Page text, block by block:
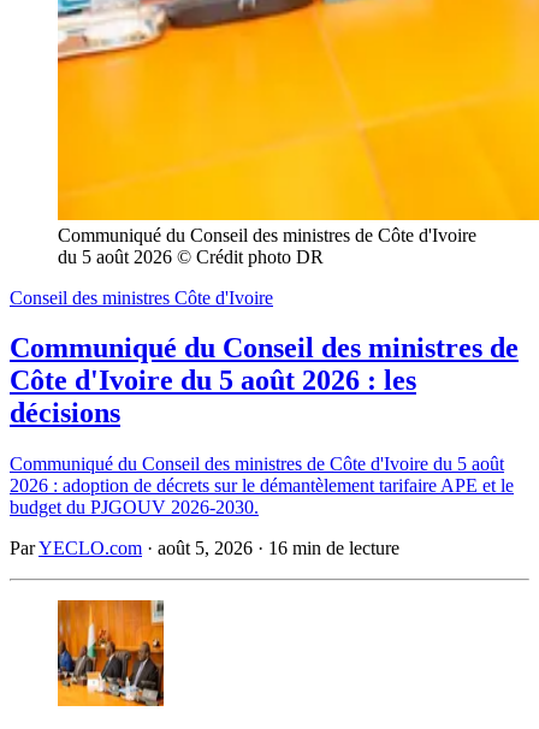
Communiqué du Conseil des ministres de Côte d'Ivoire
du 5 août 2026 © Crédit photo DR
Conseil des ministres Côte d'Ivoire
Communiqué du Conseil des ministres de
Côte d'Ivoire du 5 août 2026 : les
décisions
Communiqué du Conseil des ministres de Côte d'Ivoire du 5 août
2026 : adoption de décrets sur le démantèlement tarifaire APE et le
budget du PJGOUV 2026-2030.
ParYECLO.com · août 5, 2026 · 16 min de lecture